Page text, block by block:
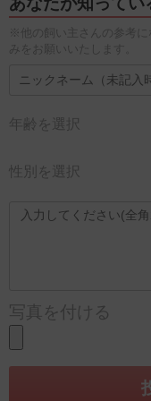
※他の飼い主さんの参考に
みをお願いいたします。
年齢を選択
性別を選択
写真を付ける